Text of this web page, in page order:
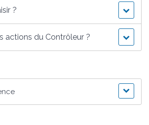
?
actions du Contrôleur ?